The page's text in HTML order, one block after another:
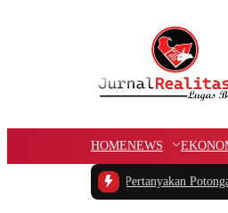
HOMENEWS
Papua Barat Pertanyakan Potongan